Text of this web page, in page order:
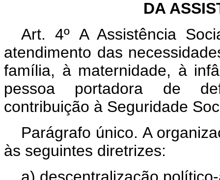
DA
Art. 4º A Assistência
atendimento das
família, à maternidade, à
pessoa portadora de
contribuição à Seguridade
Parágrafo único. A
às seguintes diretrizes: